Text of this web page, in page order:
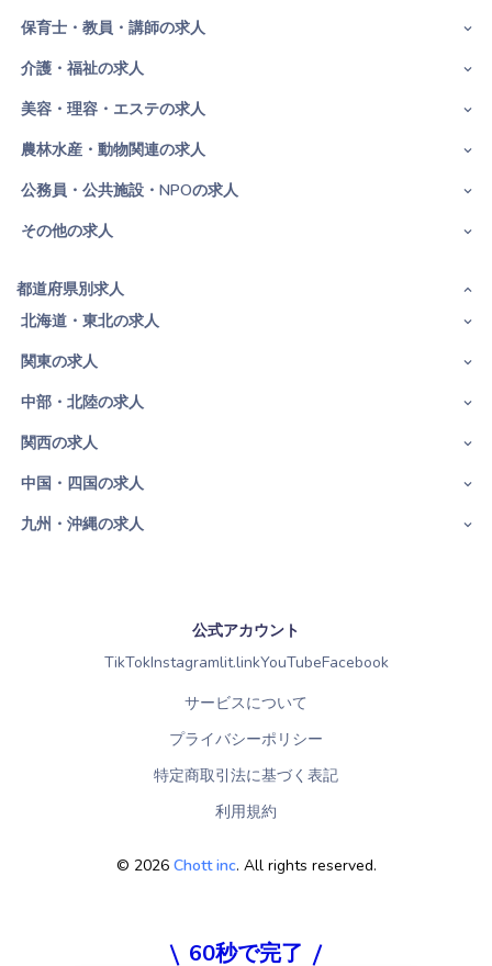
60秒で完了
保育士・教員・講師の求人
介護・福祉の求人
美容・理容・エステの求人
農林水産・動物関連の求人
公務員・公共施設・NPOの求人
その他の求人
都道府県別求人
北海道・東北の求人
関東の求人
中部・北陸の求人
関西の求人
中国・四国の求人
九州・沖縄の求人
公式アカウント
TikTokInstagramlit.linkYouTubeFacebook
サービスについて
プライバシーポリシー
特定商取引法に基づく表記
利用規約
© 2026 Chott inc. All rights reserved.